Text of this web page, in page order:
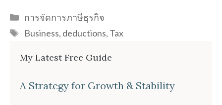
Categories
การจัดการภาษีธุรกิจ
Tags
Business, deductions, Tax
My Latest Free Guide
A Strategy for Growth & Stability